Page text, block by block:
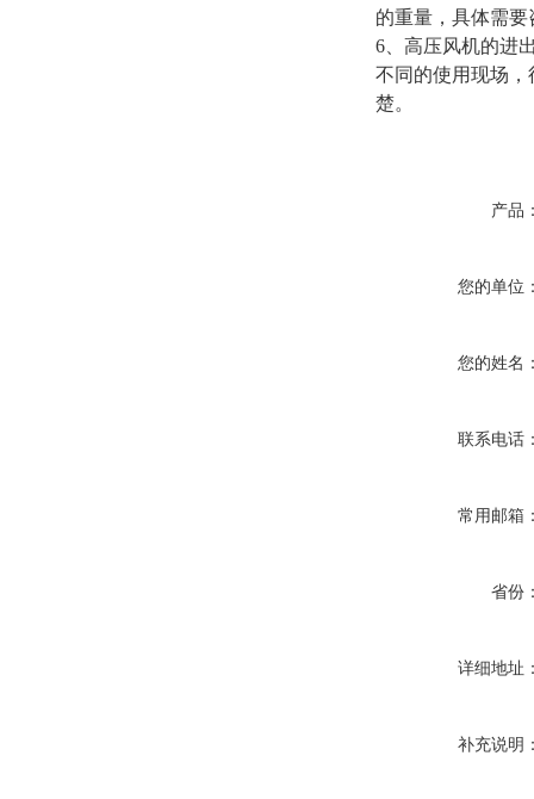
的重量，具体需
6、高压风机的进
不同的使用现场
楚。
产品
您的单位
您的姓名
联系电话
常用邮箱
省份
详细地址
补充说明